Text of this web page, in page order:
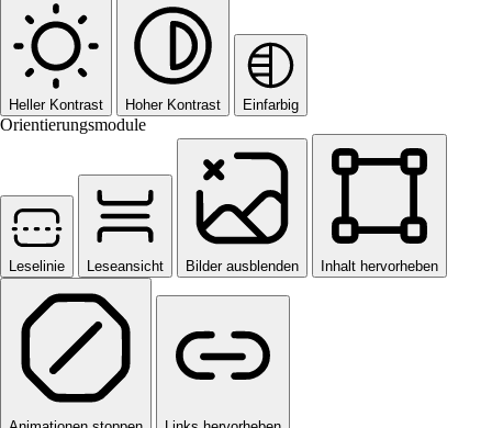
Heller Kontrast Hoher Kontrast Einfarbig
Orientierungsmodule
Leselinie Leseansicht Bilder ausblenden Inhalt hervorheben